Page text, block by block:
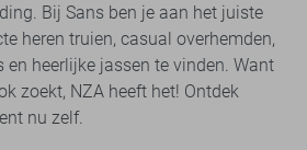
Bij Sans ben je aan het juiste
heren truien, casual overhemden,
en heerlijke jassen te vinden. Want
zoekt, NZA heeft het! Ontdek
nu zelf.